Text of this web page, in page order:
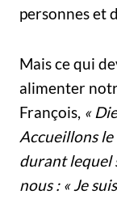
personnes et
Mais ce qui
alimenter
François, «
Accueillons
durant lequel
nous : « Je